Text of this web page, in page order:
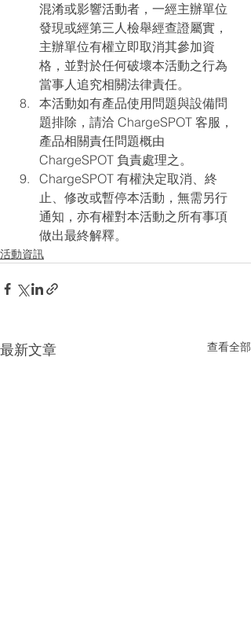
混淆或影響活動者，一經主辦單位
發現或經第三人檢舉經查證屬實，
主辦單位有權立即取消其參加資
格，並對於任何破壞本活動之行為
當事人追究相關法律責任。
本活動如有產品使用問題與設備問
題排除，請洽 ChargeSPOT 客服，
產品相關責任問題概由
ChargeSPOT 負責處理之。
ChargeSPOT 有權決定取消、終
止、修改或暫停本活動，無需另行
通知，亦有權對本活動之所有事項
做出最終解釋。
活動資訊
最新文章 查看全部